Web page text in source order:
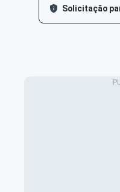
Solicitação